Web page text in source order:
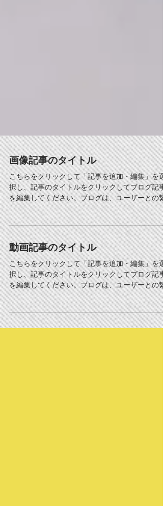
画像記事のタイトル
こちらをクリックして「記事を追加・編集」を選
択し、記事のタイトルをクリックしてブログ記事
を編集してください。ブログは、ユーザーとの繋
がりを強めながらサイトのアクセス数を増加でき
る便利なツールです。サイトやビジネスに関する
ブログ記事を作成し、ユーザーの興味を引きつけ
て読者の数...
動画記事のタイトル
こちらをクリックして「記事を追加・編集」を選
択し、記事のタイトルをクリックしてブログ記事
を編集してください。ブログは、ユーザーとの繋
がりを強めながらサイトのアクセス数を増加でき